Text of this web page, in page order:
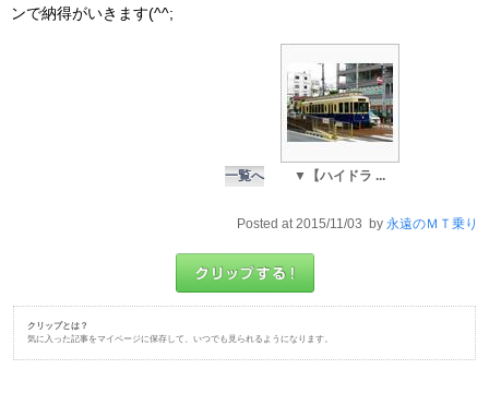
ンで納得がいきます(^^;
一覧へ ▼【ハイドラ ...
Posted at 2015/11/03 by 永遠のＭＴ乗り
クリップとは？
気に入った記事をマイページに保存して、いつでも見られるようになります。